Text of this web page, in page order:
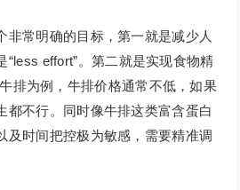
非常明确的目标，第一就是减少人
“less effort”。第二就是实现食物精
排为例，牛排价格通常不低，如果
都不行。同时像牛排这类富含蛋白
及时间把控极为敏感，需要精准调